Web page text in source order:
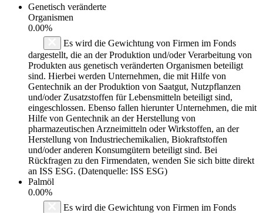
Genetisch veränderte
Organismen
0.00%
Es wird die Gewichtung von Firmen im Fonds
dargestellt, die an der Produktion und/oder Verarbeitung von
Produkten aus genetisch veränderten Organismen beteiligt
sind. Hierbei werden Unternehmen, die mit Hilfe von
Gentechnik an der Produktion von Saatgut, Nutzpflanzen
und/oder Zusatzstoffen für Lebensmitteln beteiligt sind,
eingeschlossen. Ebenso fallen hierunter Unternehmen, die mit
Hilfe von Gentechnik an der Herstellung von
pharmazeutischen Arzneimitteln oder Wirkstoffen, an der
Herstellung von Industriechemikalien, Biokraftstoffen
und/oder anderen Konsumgütern beteiligt sind. Bei
Rückfragen zu den Firmendaten, wenden Sie sich bitte direkt
an ISS ESG. (Datenquelle: ISS ESG)
Palmöl
0.00%
Es wird die Gewichtung von Firmen im Fonds